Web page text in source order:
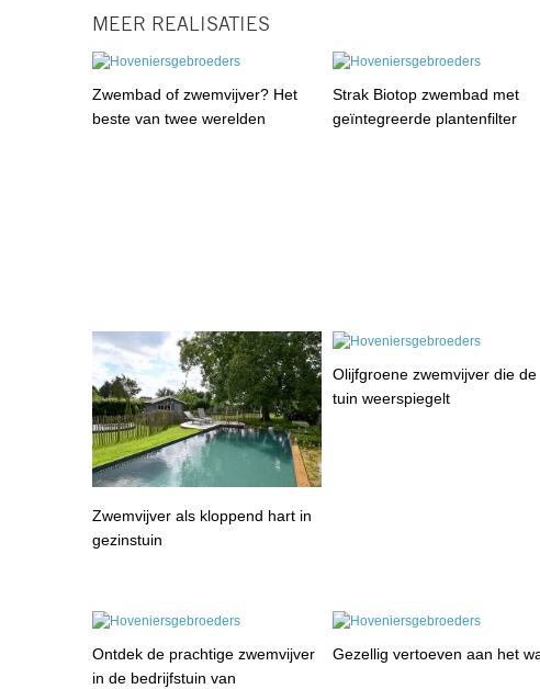
MEER REALISATIES
Zwembad of zwemvijver? Het
beste van twee werelden
Strak Biotop zwembad met
geïntegreerde plantenfilter
Zwemvijver als kloppend hart in
gezinstuin
Olijfgroene zwemvijver die de
tuin weerspiegelt
Ontdek de prachtige zwemvijver
in de bedrijfstuin van
Gezellig vertoeven aan het